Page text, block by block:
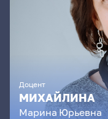
Доцент
МИХАЙЛИНА
МаринаЮрьевна